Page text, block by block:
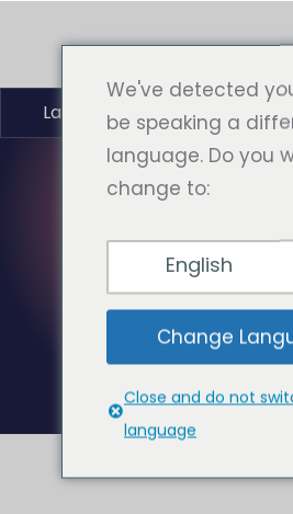
Latviešu valoda
BIRKA:
We've detected
be speaking a
language. Do you
change to:
English
Change
Close and do not
language